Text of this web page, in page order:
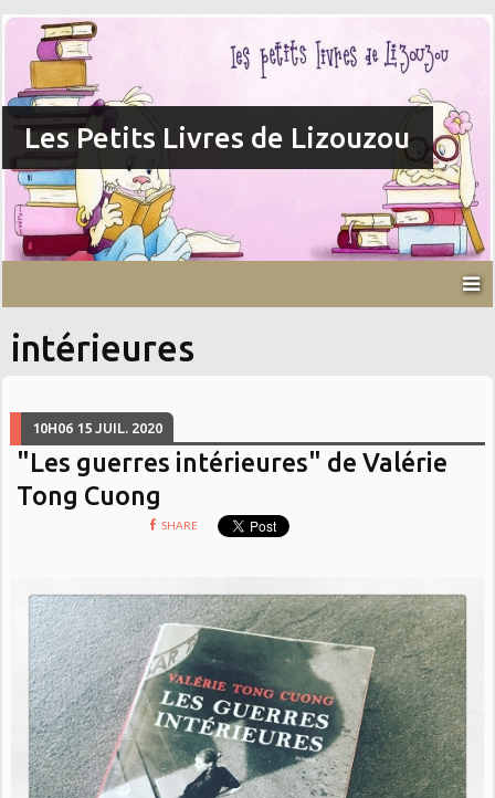
Les Petits Livres de Lizouzou
intérieures
10H06 15 JUIL. 2020
"Les guerres intérieures" de Valérie
Tong Cuong
SHARE